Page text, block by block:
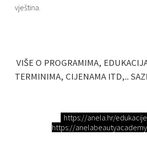
vještina.
VIŠE O PROGRAMIMA,
TERMINIMA, CIJENAMA ITD,..
https://anela.hr/edukacije
https://